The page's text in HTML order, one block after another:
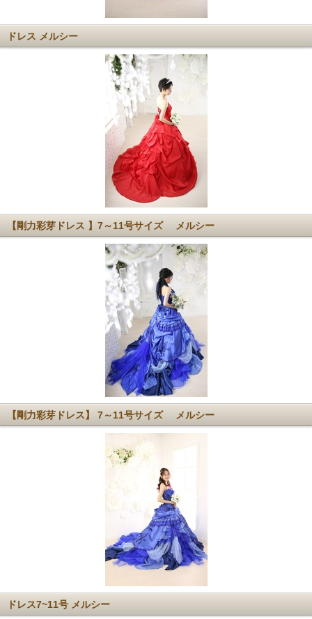
ドレス メルシー
【剛力彩芽ドレス 】7～11号サイズ メルシー
【剛力彩芽ドレス】 7～11号サイズ メルシー
ドレス7~11号 メルシー